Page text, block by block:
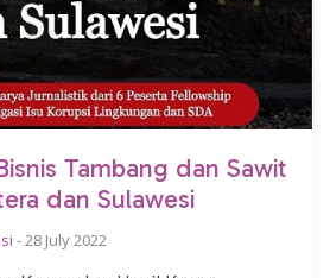
Tambang dan Sawit
dan Sulawesi
-28 July 2022